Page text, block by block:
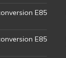
E85
E85